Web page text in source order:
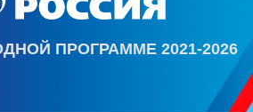
ПРОГРАММЕ 2021-2026